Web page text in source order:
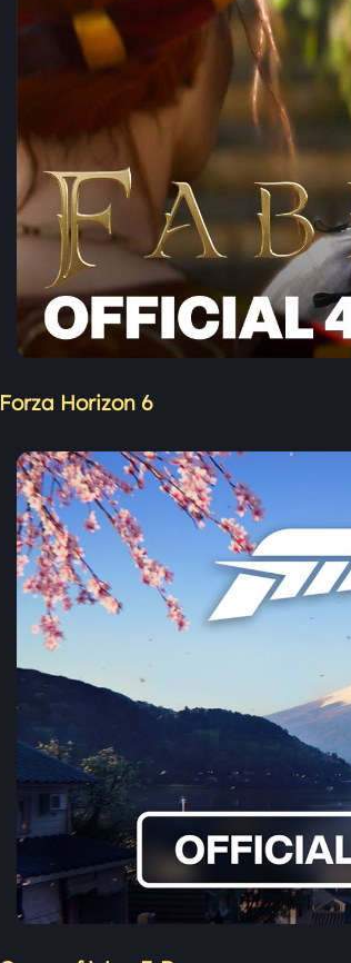
Forza Horizon 6